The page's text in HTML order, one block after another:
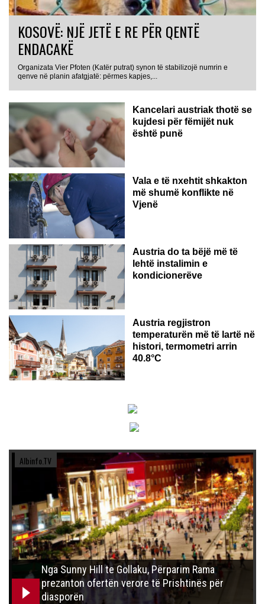
KOSOVË: NJË JETË E RE PËR QENTË
ENDACAKË
Organizata Vier Pfoten (Katër putrat) synon të stabilizojë numrin e
qenve në planin afatgjatë: përmes kapjes,...
Kancelari austriak thotë se
kujdesi për fëmijët nuk
është punë
Vala e të nxehtit shkakton
më shumë konflikte në
Vjenë
Austria do ta bëjë më të
lehtë instalimin e
kondicionerëve
Austria regjistron
temperaturën më të lartë në
histori, termometri arrin
40.8°C
Albinfo.TV
Nga Sunny Hill te Gollaku, Përparim Rama
prezanton ofertën verore të Prishtinës për
diasporën